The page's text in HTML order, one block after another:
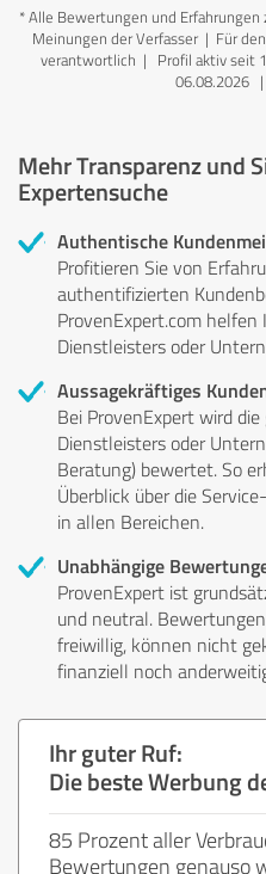
*Alle Bewertungen und
Meinungen der Verfasser | Für
verantwortlich | Profil aktiv seit
06.08.2026 |
Mehr Transparenz und
Expertensuche
Authentische
Profitieren Sie von
authentifizierten
ProvenExpert.com
Dienstleisters oder
Aussagekräftiges
Bei ProvenExpert wird
Dienstleisters oder
Beratung) bewertet. So
Überblick über die
in allen Bereichen.
Unabhängige
ProvenExpert ist
und neutral.
freiwillig, können nicht
finanziell noch
Ihr guter Ruf:
Die beste Werbung
85 Prozent aller
Bewertungen genauso